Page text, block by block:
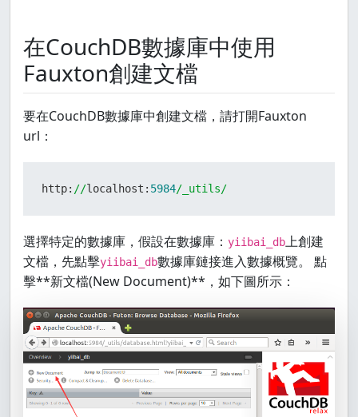
在CouchDB數據庫中使用
Fauxton創建文檔
要在CouchDB數據庫中創建文檔，請打開Fauxton
url：
http: //localhost: 5984/_utils/
選擇特定的數據庫，假設在數據庫： yiibai_db上創建
文檔，先點擊yiibai_db數據庫鏈接進入數據概覽。 點
擊**新文檔(New Document)**，如下圖所示：